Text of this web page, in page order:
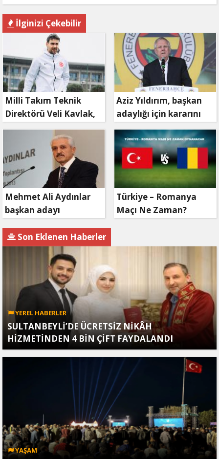
İlginizi Çekebilir
Milli Takım Teknik
Direktörü Veli Kavlak,
görevinden ayrıldı
Aziz Yıldırım, başkan
adaylığı için kararını
verdi
Mehmet Ali Aydınlar
başkan adayı
Türkiye – Romanya
Maçı Ne Zaman?
Son Eklenen Haberler
YEREL HABERLER
SULTANBEYLİ’DE ÜCRETSİZ NİKÂH
HİZMETİNDEN 4 BİN ÇİFT FAYDALANDI
YAŞAM